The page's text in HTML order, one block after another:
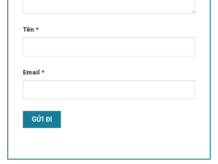
Tên *
Email *